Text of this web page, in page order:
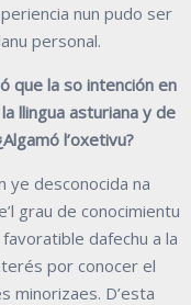
nun pudo ser
personal.
que la so intención en
llingua asturiana y de
l’oxetivu?
ye desconocida na
grau de conocimientu
dafechu a la
por conocer el
minorizaes. D’esta